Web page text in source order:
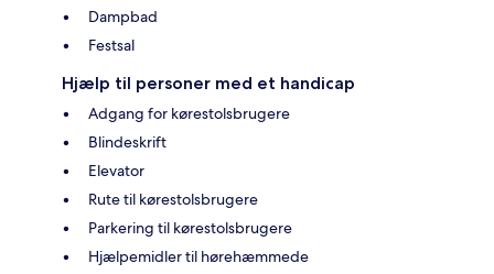
Dampbad
Festsal
Hjælp til personer med et handicap
Adgang for kørestolsbrugere
Blindeskrift
Elevator
Rute til kørestolsbrugere
Parkering til kørestolsbrugere
Hjælpemidler til hørehæmmede